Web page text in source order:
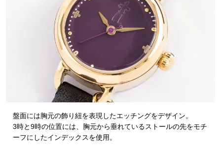
盤面には胸元の飾り紐を表現したエッチングをデザイン。
3時と9時の位置には、胸元から垂れているストールの先をモチ
ーフにしたインデックスを使用。